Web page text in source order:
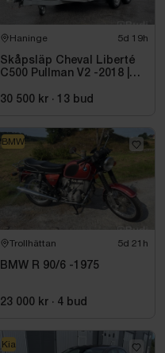
Haninge 5d 19h
Skåpsläp Cheval Liberté
C500 Pullman V2 -2018 |
30 500 kr · 13 bud
Trollhättan 5d 21h
BMW R 90/6 -1975
23 000 kr · 4 bud
BMW
Kia